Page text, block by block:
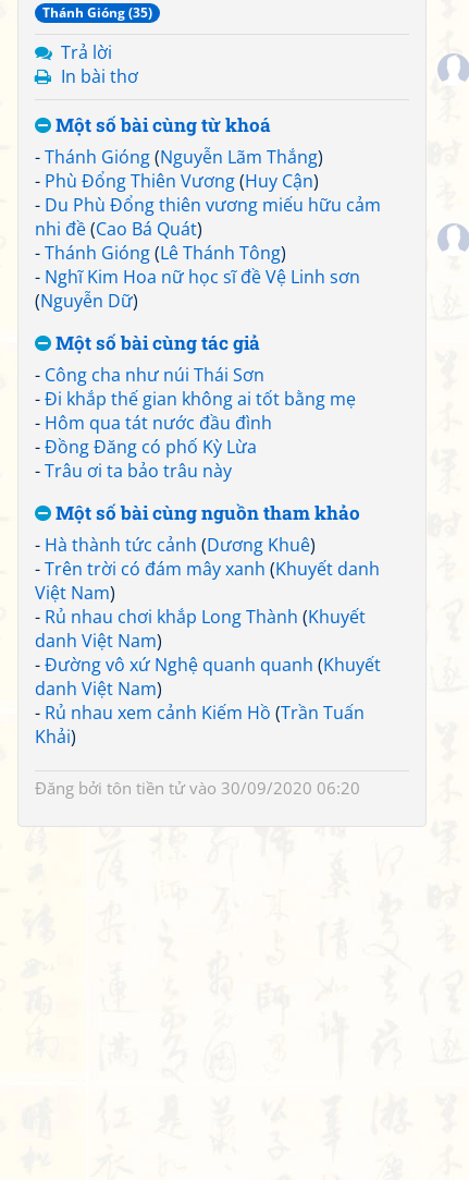
Thánh Gióng (35)
Trả lời
In bài thơ
Một số bài cùng từ khoá
-Thánh Gióng(Nguyễn Lãm Thắng)
- Phù Đổng Thiên Vương(Huy Cận)
- Du Phù Đổng thiên vương miếu hữu cảm
nhi đề(Cao Bá Quát)
-Thánh Gióng(Lê Thánh Tông)
- Nghĩ Kim Hoa nữ học sĩ đề Vệ Linh sơn
(Nguyễn Dữ)
Một số bài cùng tác giả
- Công cha như núi Thái Sơn
-Đi khắp thế gian không ai tốt bằng mẹ
- Hôm qua tát nước đầu đình
-Đồng Đăng có phố Kỳ Lừa
-Trâu ơi ta bảo trâu này
Một số bài cùng nguồn tham khảo
- Hà thành tức cảnh (Dương Khuê)
-Trên trời có đám mây xanh (Khuyết danh
Việt Nam)
- Rủ nhau chơi khắp Long Thành (Khuyết
danh Việt Nam)
-Đường vô xứ Nghệ quanh quanh (Khuyết
danh Việt Nam)
- Rủ nhau xem cảnh Kiếm Hồ (Trần Tuấn
Khải)
Đăng bởi tôn tiền tửvào 30/09/2020 06:20